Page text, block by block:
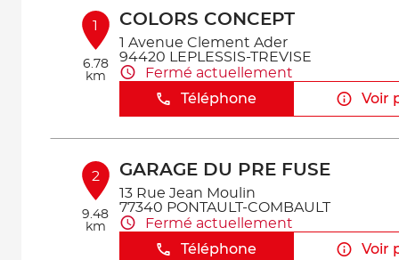
1
6.78
km
COLORS CONCEPT
1 Avenue Clement Ader
94420 LEPLESSIS-TREVISE
Fermé actuellement
Téléphone
Voir
2
9.48
km
GARAGE DU PRE FUSE
13 Rue Jean Moulin
77340 PONTAULT-COMBAULT
Fermé actuellement
Téléphone
Voir